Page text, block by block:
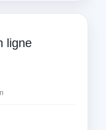
ligne